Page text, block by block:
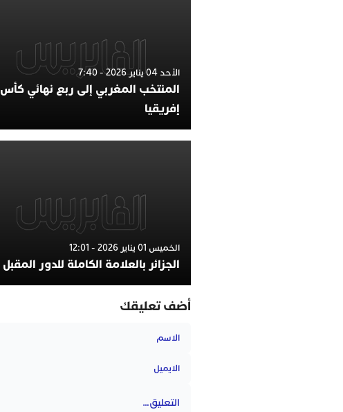
الأحد 04 يناير 2026 - 7:40
المنتخب المغربي إلى ربع نهائي كأس
إفريقيا
الخميس 01 يناير 2026 - 12:01
الجزائر بالعلامة الكاملة للدور المقبل
أضف تعليقك